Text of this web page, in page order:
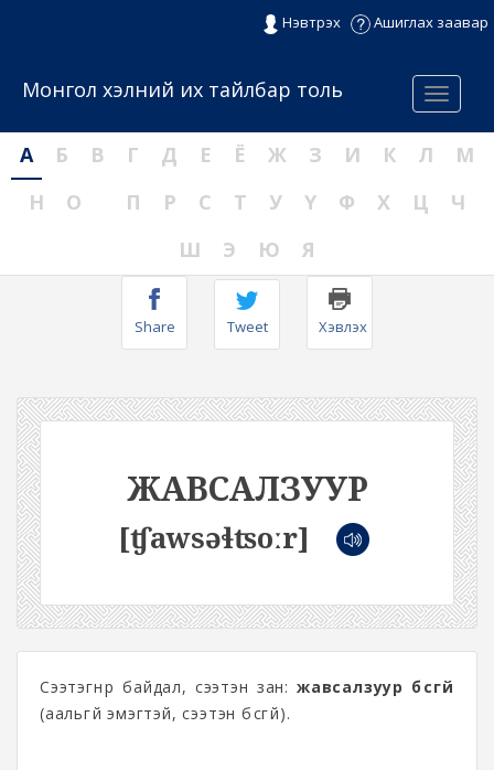
Нэвтрэх Ашиглах заавар
Menu
Монгол хэлний их тайлбар толь
А Б В Г Д Е Ё Ж З И К Л
М
Н
О П Р С Т У Ү Ф Х Ц
Ч
Ш
Э Ю Я
Share Tweet Хэвлэх
ЖАВСАЛЗУУР
[ʧawsəɬʦoːr]
Сээтэгнүүр байдал, сээтэн зан:жавсалзуур бүсгүй
(аальгүй эмэгтэй, сээтэн бүсгүй).